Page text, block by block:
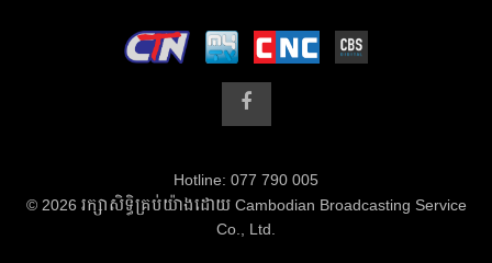
Hotline: 077 790 005
© 2026 រក្សាសិទ្ធិគ្រប់យ៉ាងដោយ Cambodian Broadcasting Service
Co., Ltd.